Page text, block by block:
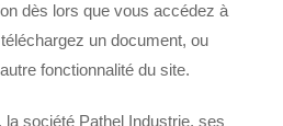
dès lors que vous accédez à
un document, ou
fonctionnalité du site.
société Pathel Industrie, ses